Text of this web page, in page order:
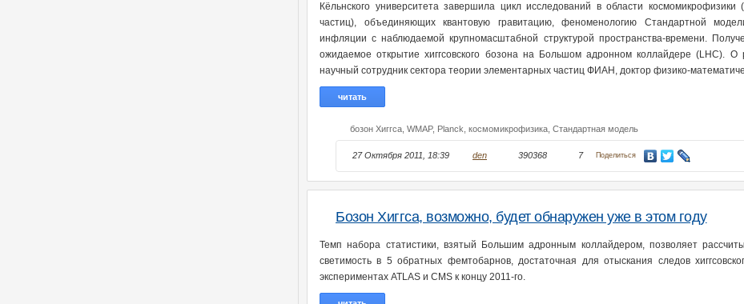
Кёльнского университета завершила цикл исследований в области космомикрофизики
частиц), объединяющих квантовую гравитацию, феноменологию Стандартной
инфляции с наблюдаемой крупномасштабной структурой пространства-времени.
ожидаемое открытие хиггсовского бозона на Большом адронном коллайдере (LHC). О
научный сотрудник сектора теории элементарных частиц ФИАН, доктор физико-
читать
бозон Хиггса, WMAP, Planck, космомикрофизика, Стандартная модель
27 Октября 2011, 18:39 den 390368 7 Поделиться
Бозон Хиггса, возможно, будет обнаружен уже в этом году
Темп набора статистики, взятый Большим адронным коллайдером, позволяет
светимость в 5 обратных фемтобарнов, достаточная для отыскания следов
экспериментах ATLAS и CMS к концу 2011-го.